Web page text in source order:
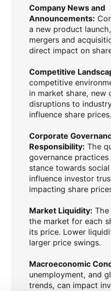
Company News and
Announcements:
a new product
mergers and
direct impact on
Competitive
competitive
in market share, new
disruptions to
influence share prices.
Corporate
Responsibility: The
governance practices
stance towards
influence investor
impacting share
Market Liquidity:
the market for each
its price. Lower
larger price swings.
Macroeconomic
unemployment, and
trends, can impact